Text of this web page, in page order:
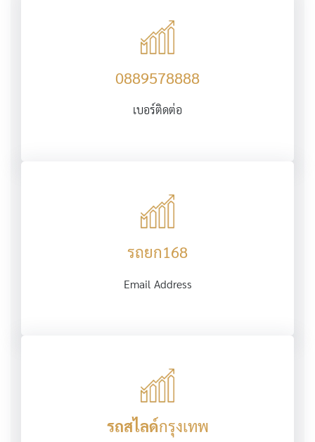
0889578888
เบอร์ติดต่อ
รถยก168
Email Address
รถสไลด์กรุงเทพ